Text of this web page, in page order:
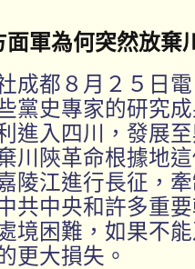
面軍為何突然放棄
成都８月２５日
黨史專家的研究
進入四川，發展
川陝革命根據地
陵江進行長征，
共中央和許多重
境困難，如果不
更大損失。